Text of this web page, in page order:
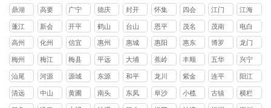
区
区
县
县
市
市
市
区
鼎湖
区
高要
区
广宁
县
德庆
县
封开
县
怀集
县
四会
市
江门
江海
区
蓬江
区
新会
区
开平
县
鹤山
县
台山
县
恩平
县
茂名
茂南
区
电白
区
高州
市
化州
市
信宜
市
惠州
惠城
区
惠阳
区
惠东
县
博罗
县
龙门
县
梅州
梅江
区
梅县
区
平远
县
大埔
县
蕉岭
县
丰顺
县
五华
县
兴宁
市
汕尾 河源
源城
区
东源
县
和平
县
龙川
县
紫金
县
连平
县
阳江
清远 中山
黄圃
镇
南头
镇
东凤
镇
阜沙
镇
小榄
镇
古镇
镇
横栏
镇